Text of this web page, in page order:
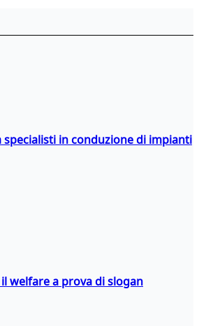
specialisti in conduzione di impianti
welfare a prova di slogan